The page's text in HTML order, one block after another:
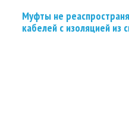
Муфты не
кабелей с изоляцией из